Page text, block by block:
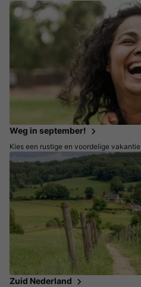
Weg in september!
Kies een rustige en voordelige vakantie
Zuid Nederland